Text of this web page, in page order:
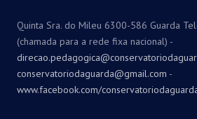
Quinta Sra. do Mileu 6300-586 Guarda
(chamada para a rede fixa nacional) -
conservatoriodaguarda@gmail.com -
www.facebook.com/